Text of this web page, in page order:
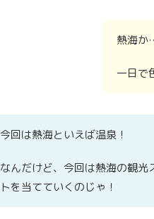
熱海
一日で
今回は熱海といえば温泉！
なんだけど、今回は熱海の観
トを当てていくのじゃ！